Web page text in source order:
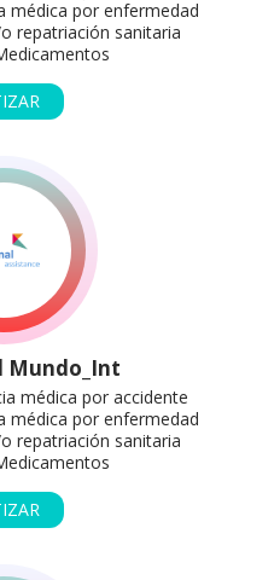
médica por enfermedad
repatriación sanitaria
Mundo_Int
médica por accidente
médica por enfermedad
repatriación sanitaria